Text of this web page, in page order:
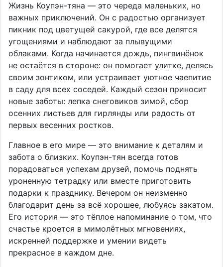
Жизнь Коупэн-тяна — это череда маленьких, но
важных приключений. Он с радостью организует
пикник под цветущей сакурой, где все делятся
угощениями и наблюдают за плывущими
облаками. Когда начинается дождь, пингвинёнок
не остаётся в стороне: он помогает улитке, делясь
своим зонтиком, или устраивает уютное чаепитие
в саду для всех соседей. Каждый сезон приносит
новые заботы: лепка снеговиков зимой, сбор
осенних листьев для гирлянды или радость от
первых весенних ростков.
Главное в его мире — это внимание к деталям и
забота о близких. Коупэн-тян всегда готов
порадоваться успехам друзей, помочь поднять
уроненную тетрадку или вместе приготовить
подарки к празднику. Вечером он неизменно
благодарит день за всё хорошее, любуясь закатом.
Его история — это тёплое напоминание о том, что
счастье кроется в мимолётных мгновениях,
искренней поддержке и умении видеть
прекрасное в каждом дне.